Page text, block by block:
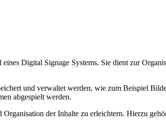
Digital Signage Systems. Sie dient zur
und verwaltet werden, wie zum Beispiel
abgespielt werden.
der Inhalte zu erleichtern. Hierzu